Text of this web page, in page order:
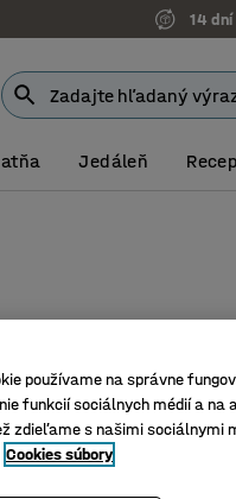
14
Jedáleň
používame na správne
funkcií sociálnych médií a
zdieľame s našimi sociálnymi
Cookies súbory